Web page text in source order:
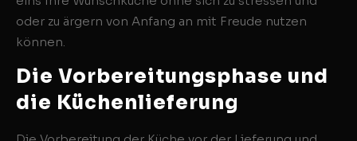
oder zu ärgern von Anfang an mit Freude nutzen
können.
Die Vorbereitungsphase und
die Küchenlieferung